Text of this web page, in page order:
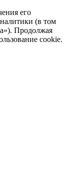
его
(в том
Продолжая
cookie.